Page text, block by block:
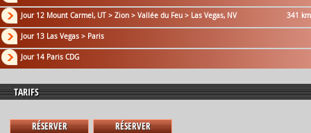
Jour 12 Mount Carmel, UT > Zion > Vallée du Feu > Las Vegas, NV 341 km
Jour 13 Las Vegas > Paris
Jour 14 Paris CDG
TARIFS
RÉSERVER RÉSERVER